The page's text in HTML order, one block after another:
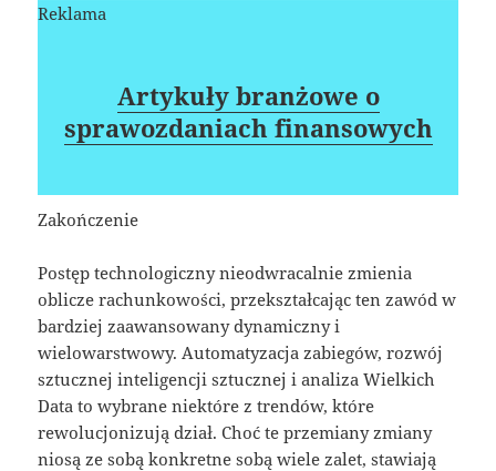
Reklama
Artykuły branżowe o
sprawozdaniach finansowych
Zakończenie
Postęp technologiczny nieodwracalnie zmienia
oblicze rachunkowości, przekształcając ten zawód w
bardziej zaawansowany dynamiczny i
wielowarstwowy. Automatyzacja zabiegów, rozwój
sztucznej inteligencji sztucznej i analiza Wielkich
Data to wybrane niektóre z trendów, które
rewolucjonizują dział. Choć te przemiany zmiany
niosą ze sobą konkretne sobą wiele zalet, stawiają